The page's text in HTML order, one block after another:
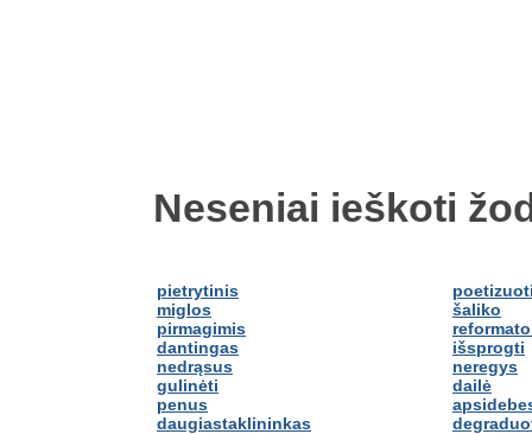
Neseniai ieškoti
pietrytinis
miglos
pirmagimis
dantingas
nedrąsus
gulinėti
penus
daugiastaklininkas
šaliko
išsprogti
neregys
dailė